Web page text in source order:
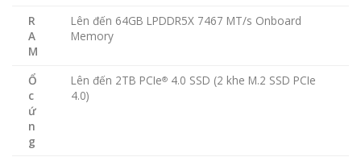
R
A
M
Lên đến 64GB LPDDR5X 7467 MT/s Onboard
Memory
Ổ
c
ứ
n
g
Lên đến 2TB PCIe® 4.0 SSD (2 khe M.2 SSD PCIe
4.0)